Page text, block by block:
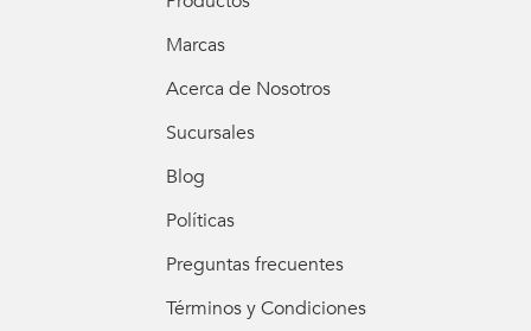
Marcas
Acerca de Nosotros
Sucursales
Blog
Políticas
Preguntas frecuentes
Términos y Condiciones